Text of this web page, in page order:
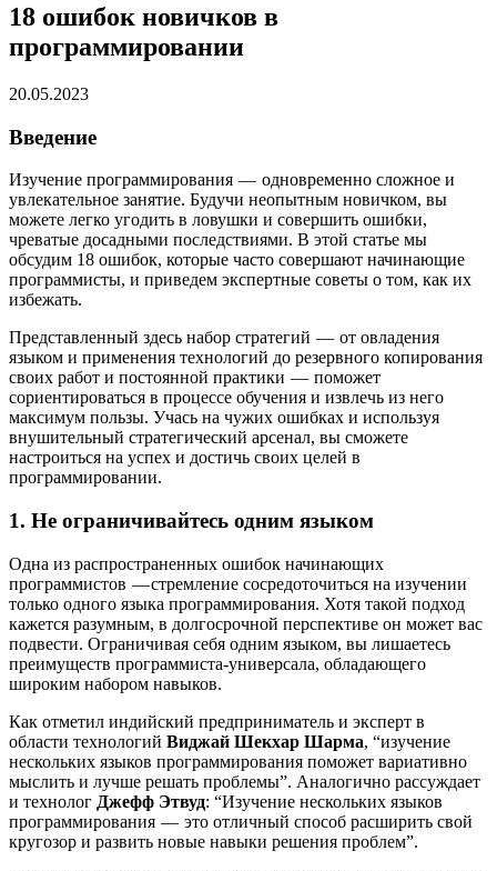
18 ошибок новичков в
программировании
20.05.2023
Введение
Изучение программирования — одновременно сложное и
увлекательное занятие. Будучи неопытным новичком, вы
можете легко угодить в ловушки и совершить ошибки,
чреватые досадными последствиями. В этой статье мы
обсудим 18 ошибок, которые часто совершают начинающие
программисты, и приведем экспертные советы о том, как их
избежать.
Представленный здесь набор стратегий — от овладения
языком и применения технологий до резервного копирования
своих работ и постоянной практики — поможет
сориентироваться в процессе обучения и извлечь из него
максимум пользы. Учась на чужих ошибках и используя
внушительный стратегический арсенал, вы сможете
настроиться на успех и достичь своих целей в
программировании.
1. Не ограничивайтесь одним языком
Одна из распространенных ошибок начинающих
программистов — стремление сосредоточиться на изучении
только одного языка программирования. Хотя такой подход
кажется разумным, в долгосрочной перспективе он может вас
подвести. Ограничивая себя одним языком, вы лишаетесь
преимуществ программиста-универсала, обладающего
широким набором навыков.
Как отметил индийский предприниматель и эксперт в
области технологий Виджай Шекхар Шарма, “изучение
нескольких языков программирования поможет вариативно
мыслить и лучше решать проблемы”. Аналогично рассуждает
и технолог Джефф Этвуд: “Изучение нескольких языков
программирования — это отличный способ расширить свой
кругозор и развить новые навыки решения проблем”.